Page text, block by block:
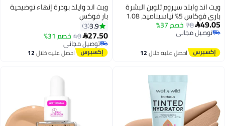
ويت اند وايلد سيروم تلوين البشرة
باري فوكاس 5% نياسيناميد، 1.08
أونصة سائلة
49.05
78 خصم 37%
توصيل مجاني
توصيل مجاني
احصل عليه خلال12
ويت اند وايلد بودرة إنهاء توضيحية
بار فوكس
3.9
3
27.50
40 خصم 31%
توصيل مجاني
توصيل مجانياحصل عليه خلال12